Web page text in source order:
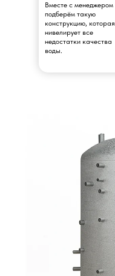
Вместе с менеджером
подберём такую
конструкцию, которая
нивелирует все
недостатки качества
воды.